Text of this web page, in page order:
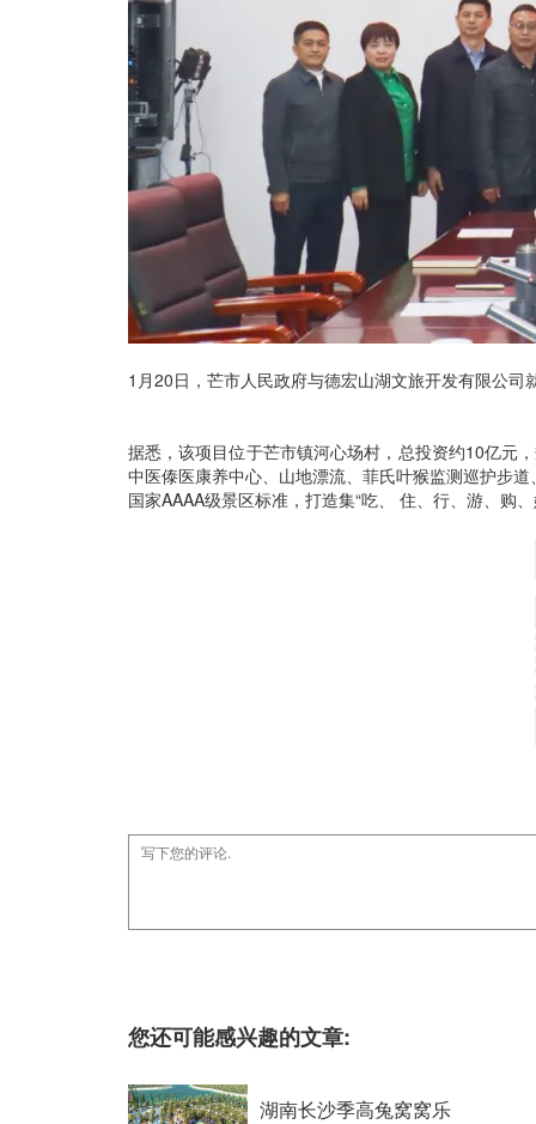
1月20日，芒市人民政府与德宏山湖文旅开发有限公
据悉，该项目位于芒市镇河心场村，总投资约10亿元
中医傣医康养中心、山地漂流、菲氏叶猴监测巡护步
国家AAAA级景区标准，打造集“吃、 住、行、游、购
您还可能感兴趣的文章:
湖南长沙季高兔窝窝乐